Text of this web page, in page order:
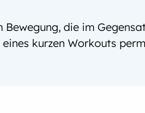
Bewegung, die im
kurzen Workouts